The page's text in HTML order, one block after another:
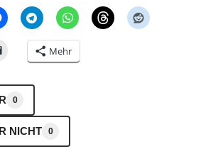
Mehr
0
NICHT 0